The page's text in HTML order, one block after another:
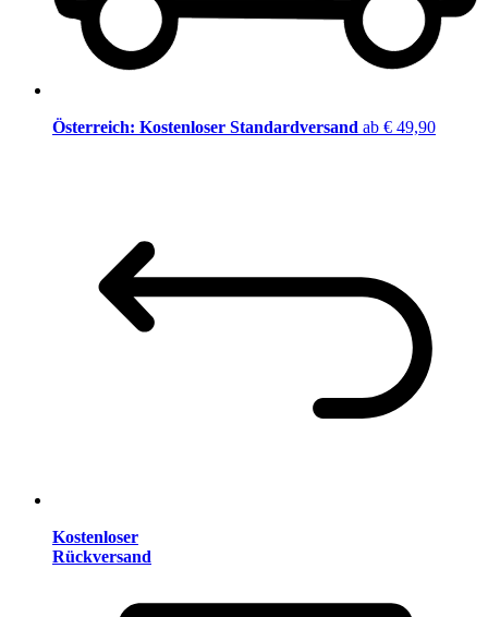
Österreich: Kostenloser Standardversand ab € 49,90
Kostenloser
Rückversand